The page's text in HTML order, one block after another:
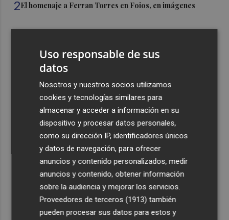
2El homenaje a Ferran Torres en Foios, en imágenes
Foios se vuelca con Ferran Torres
Las '200 vidas' que llevaron a Paco Rabal de Águilas a la
cima del cine: un documental recupera la voz y la mirada
del actor
Recibe toda la actualidad de
Plaza Podcast en tu correo
Uso responsable de sus
datos
Nosotros y nuestros socios utilizamos
cookies y tecnologías similares para
almacenar y acceder a información en su
dispositivo y procesar datos personales,
como su dirección IP, identificadores únicos
y datos de navegación, para ofrecer
anuncios y contenido personalizados, medir
anuncios y contenido, obtener información
sobre la audiencia y mejorar los servicios.
Proveedores de terceros (1913) también
pueden procesar sus datos para estos y